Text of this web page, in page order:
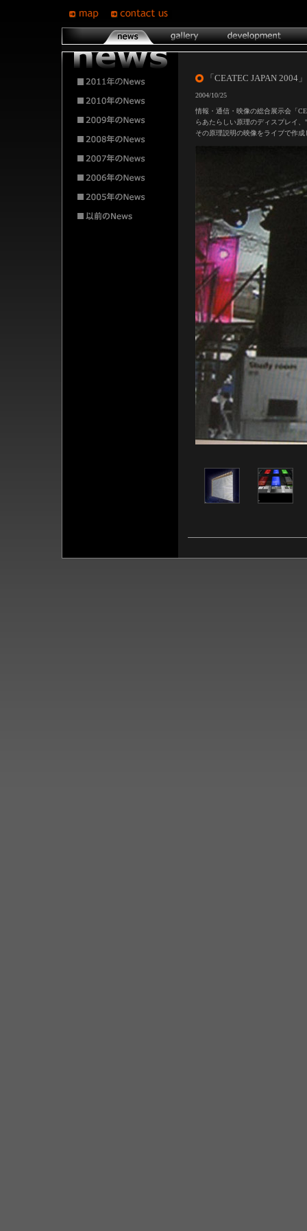
「CEATEC JAPAN 2004」
2004/10/25
情報・通信・映像の総合展示会「
らあたらしい原理のディスプレイ
その原理説明の映像をライブで作成